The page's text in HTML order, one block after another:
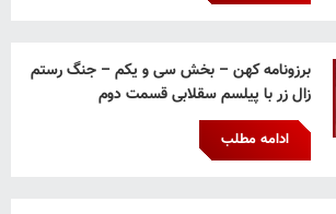
برزونامه کهن – بخش سی و یکم – جنگ رستم
زال زر با پیلسم سقلابی قسمت دوم
ادامه مطلب